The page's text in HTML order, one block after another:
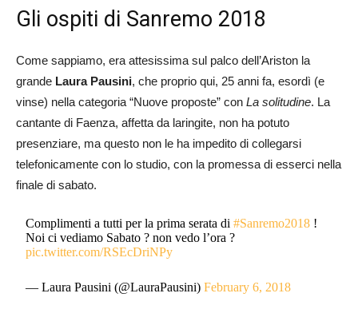
Gli ospiti di Sanremo 2018
Come sappiamo, era attesissima sul palco dell’Ariston la
grande Laura Pausini, che proprio qui, 25 anni fa, esordì (e
vinse) nella categoria “Nuove proposte” con La solitudine. La
cantante di Faenza, affetta da laringite, non ha potuto
presenziare, ma questo non le ha impedito di collegarsi
telefonicamente con lo studio, con la promessa di esserci nella
finale di sabato.
Complimenti a tutti per la prima serata di#Sanremo2018 !
Noi ci vediamo Sabato ? non vedo l’ora ?
pic.twitter.com/RSEcDriNPy
— Laura Pausini (@LauraPausini)February 6, 2018